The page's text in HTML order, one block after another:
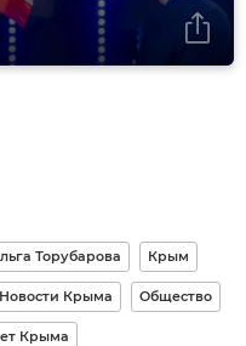
Торубарова Крым
Новости Крыма Общество
Крыма